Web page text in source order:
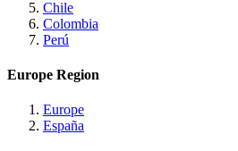
Chile
Colombia
Perú
Europe Region
Europe
España